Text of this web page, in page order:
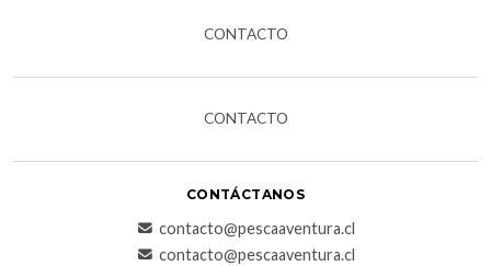
CONTACTO
CONTACTO
CONTÁCTANOS
contacto@pescaaventura.cl
contacto@pescaaventura.cl